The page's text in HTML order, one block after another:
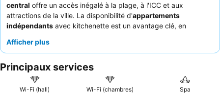
central offre un accès inégalé à la plage, à l'ICC et aux
attractions de la ville. La disponibilité d'appartements
indépendants avec kitchenette est un avantage clé, en
préfèrent cuisiner. Les clients apprécient constamment l'
service de livraison en chambre Wimpy
plus calme, pensez à demander une chambre éloignée de la
route principale.
Afficher plus
Principaux services
Wi-Fi (hall) Wi-Fi (chambres) Spa